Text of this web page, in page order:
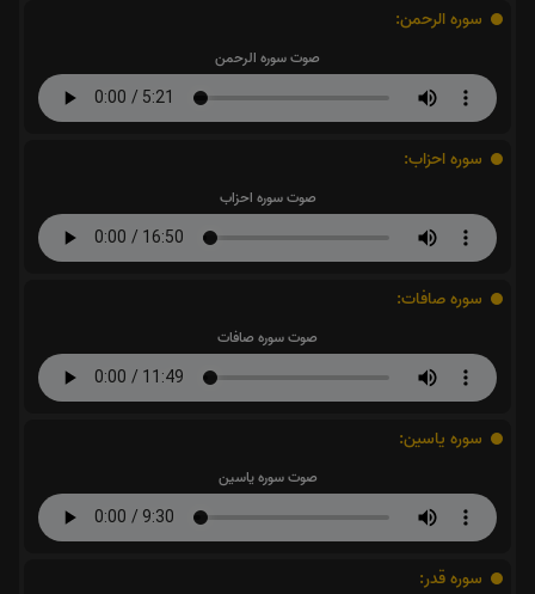
سوره الرحمن:
صوت سوره الرحمن
سوره احزاب:
صوت سوره احزاب
سوره صافات:
صوت سوره صافات
سوره یاسین:
صوت سوره یاسین
سوره قدر: